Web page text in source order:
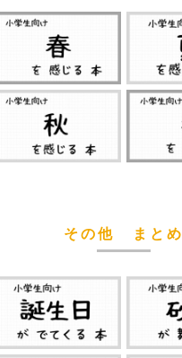
その他 まとめ